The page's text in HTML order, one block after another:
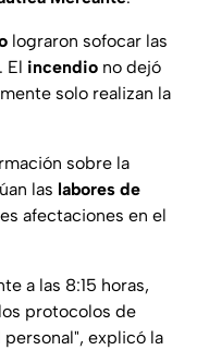
lograron sofocar las
El incendio no dejó
solo realizan la
sobre la
las labores de
afectaciones en el
a las 8:15 horas,
protocolos de
", explicó la